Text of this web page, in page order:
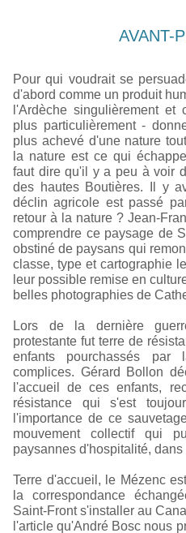
AVANT-
Pour qui voudrait se
d'abord comme un produit
l'Ardèche singulièrement et
plus particulièrement -
plus achevé d'une nature
la nature est ce qui
faut dire qu'il y a peu à voir
des hautes Boutières. Il y
déclin agricole est passé
retour à la nature ? Jean-
comprendre ce paysage de
obstiné de paysans qui
classe, type et cartographie
leur possible remise en
belles photographies de
Lors de la dernière
protestante fut terre de
enfants pourchassés
complices. Gérard Bollon
l'accueil de ces enfants,
résistance qui s'est
l'importance de ce
mouvement collectif qui
paysannes d'hospitalité,
Terre d'accueil, le Mézenc
la correspondance
Saint-Front s'installer au
l'article qu'André Bosc nous